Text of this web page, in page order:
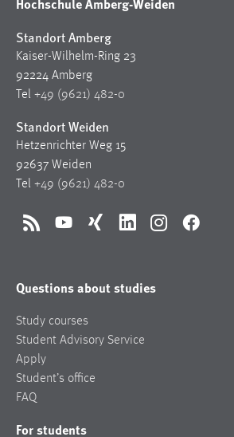
Hochschule Amberg-Weiden
Standort Amberg
Kaiser-Wilhelm-Ring 23
92224 Amberg
Tel +49 (9621) 482-0
Standort Weiden
Hetzenrichter Weg 15
92637 Weiden
Tel +49 (9621) 482-0
RSS YouTubeXing LinkedInInstagramFacebook
Questions about studies
Study courses
Student Advisory Service
Apply
Student’s office
FAQ
For students